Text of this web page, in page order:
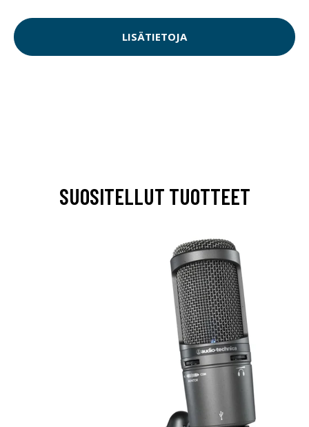
LISÄTIETOJA
SUOSITELLUT TUOTTEET